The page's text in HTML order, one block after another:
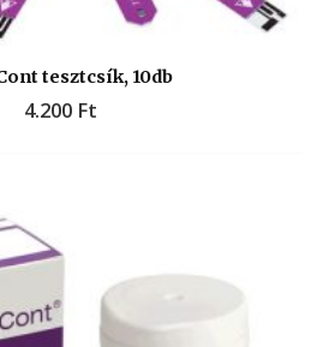
tesztcsík, 10db
4.200 Ft